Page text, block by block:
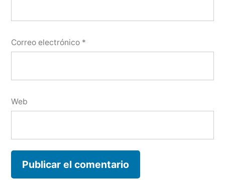
Correo electrónico *
Web